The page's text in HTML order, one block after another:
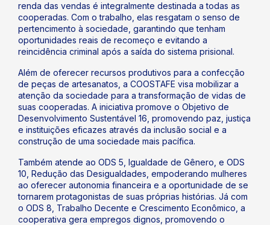
renda das vendas é integralmente destinada a todas as
cooperadas. Com o trabalho, elas resgatam o senso de
pertencimento à sociedade, garantindo que tenham
oportunidades reais de recomeço e evitando a
reincidência criminal após a saída do sistema prisional.
Além de oferecer recursos produtivos para a confecção
de peças de artesanatos, a COOSTAFE visa mobilizar a
atenção da sociedade para a transformação de vidas de
suas cooperadas. A iniciativa promove o Objetivo de
Desenvolvimento Sustentável 16, promovendo paz, justiça
e instituições eficazes através da inclusão social e a
construção de uma sociedade mais pacífica.
Também atende ao ODS 5, Igualdade de Gênero, e ODS
10, Redução das Desigualdades, empoderando mulheres
ao oferecer autonomia financeira e a oportunidade de se
tornarem protagonistas de suas próprias histórias. Já com
o ODS 8, Trabalho Decente e Crescimento Econômico, a
cooperativa gera empregos dignos, promovendo o